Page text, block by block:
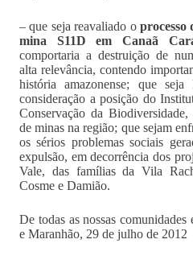
– que seja reavaliado oprocesso
mina S11D em Canaã
comportaria a destruição de
alta relevância, contendo
história amazonense; que seja
consideração a posição do
Conservação da
de minas na região; que sejam
os sérios problemas sociais
expulsão, em decorrência dos
Vale, das famílias da Vila
Cosme e Damião.
De todas as nossas
e Maranhão, 29 de julho de 2012